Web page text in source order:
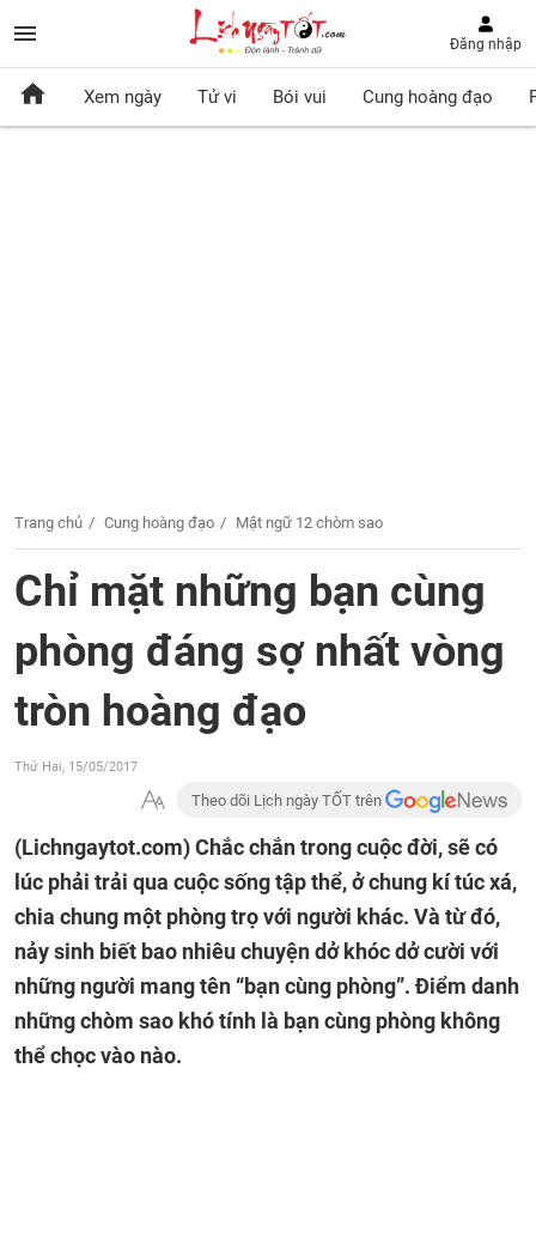
Đăng nhập
Xem ngày Tử vi Bói vui Cung hoàng đạo
Trang chủ Cung hoàng đạo Mật ngữ 12 chòm sao
Chỉ mặt những bạn cùng
phòng đáng sợ nhất vòng
tròn hoàng đạo
Thứ Hai, 15/05/2017
Theo dõi Lịch ngày TỐT trên
(Lichngaytot.com)Chắc chắn trong cuộc đời, sẽ có
lúc phải trải qua cuộc sống tập thể, ở chung kí túc xá,
chia chung một phòng trọ với người khác. Và từ đó,
nảy sinh biết bao nhiêu chuyện dở khóc dở cười với
những người mang tên “bạn cùng phòng”. Điểm danh
những chòm sao khó tính là bạn cùng phòng không
thể chọc vào nào.